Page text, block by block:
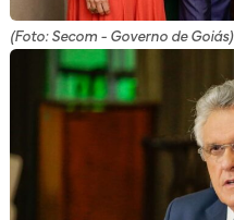
(Foto: Secom - Governo de Goiás)